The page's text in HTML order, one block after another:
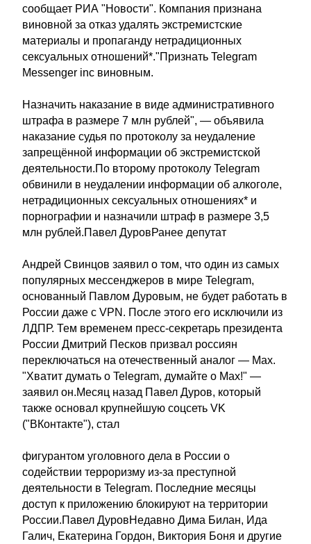
сообщает РИА "Новости". Компания признана
виновной за отказ удалять экстремистские
материалы и пропаганду нетрадиционных
сексуальных отношений*."Признать Telegram
Messenger inc виновным.
Назначить наказание в виде административного
штрафа в размере 7 млн рублей", — объявила
наказание судья по протоколу за неудаление
запрещённой информации об экстремистской
деятельности.По второму протоколу Telegram
обвинили в неудалении информации об алкоголе,
нетрадиционных сексуальных отношениях* и
порнографии и назначили штраф в размере 3,5
млн рублей.Павел ДуровРанее депутат
Андрей Свинцов заявил о том, что один из самых
популярных мессенджеров в мире Telegram,
основанный Павлом Дуровым, не будет работать в
России даже с VPN. После этого его исключили из
ЛДПР. Тем временем пресс-секретарь президента
России Дмитрий Песков призвал россиян
переключаться на отечественный аналог — Max.
"Хватит думать о Telegram, думайте о Max!" —
заявил он.Месяц назад Павел Дуров, который
также основал крупнейшую соцсеть VK
("ВКонтакте"), стал
фигурантом уголовного дела в России о
содействии терроризму из-за преступной
деятельности в Telegram. Последние месяцы
доступ к приложению блокируют на территории
России.Павел ДуровНедавно Дима Билан, Ида
Галич, Екатерина Гордон, Виктория Боня и другие